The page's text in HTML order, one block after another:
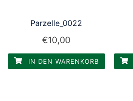
Parzelle_0022
€10,00
IN DEN WARENKORB